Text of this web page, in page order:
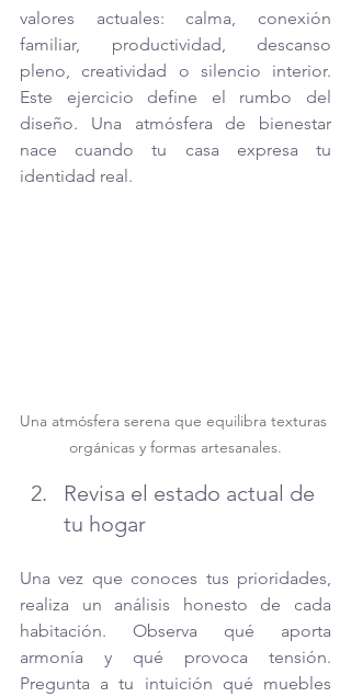
valores actuales: calma, conexión
familiar, productividad, descanso
pleno, creatividad o silencio interior.
Este ejercicio define el rumbo del
diseño. Una atmósfera de bienestar
nace cuando tu casa expresa tu
identidad real.
Una atmósfera serena que equilibra texturas
orgánicas y formas artesanales.
Revisa el estado actual de
tu hogar
Una vez que conoces tus prioridades,
realiza un análisis honesto de cada
habitación. Observa qué aporta
armonía y qué provoca tensión.
Pregunta a tu intuición qué muebles